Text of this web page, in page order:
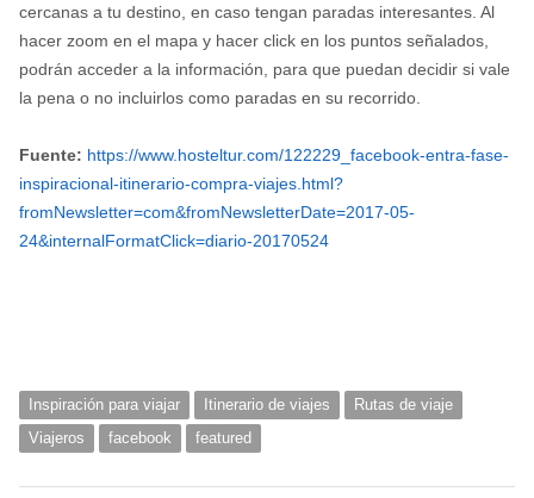
cercanas a tu destino, en caso tengan paradas interesantes. Al
hacer zoom en el mapa y hacer click en los puntos señalados,
podrán acceder a la información, para que puedan decidir si vale
la pena o no incluirlos como paradas en su recorrido.
Fuente: https://www.hosteltur.com/122229_facebook-entra-fase-
inspiracional-itinerario-compra-viajes.html?
fromNewsletter=com&fromNewsletterDate=2017-05-
24&internalFormatClick=diario-20170524
Inspiración para viajar Itinerario de viajes
Rutas de viaje
Viajeros
facebook featured